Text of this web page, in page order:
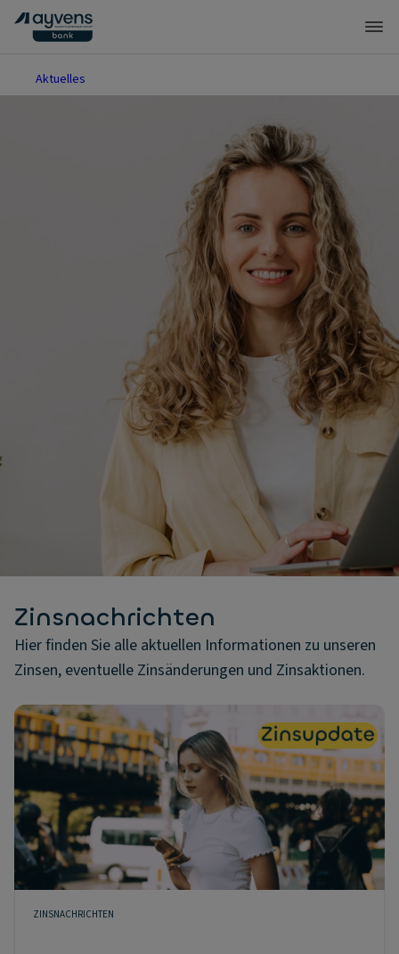
Aktuelles
Zinsnachrichten
Hier finden Sie alle aktuellen Informationen zu unseren
Zinsen, eventuelle Zinsänderungen und Zinsaktionen.
ZINSNACHRICHTEN